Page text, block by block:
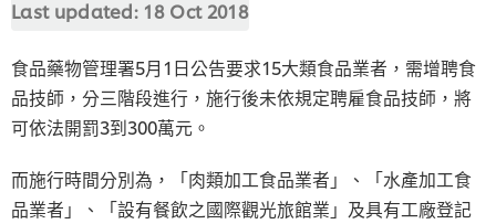
Last updated: 18 Oct 2018
食品藥物管理署5月1日公告要求15大類食品業者，需增聘食
品技師，分三階段進行，施行後未依規定聘雇食品技師，將
可依法開罰3到300萬元。
而施行時間分別為，「肉類加工食品業者」、「水產加工食
品業者」、「設有餐飲之國際觀光旅館業」及具有工廠登記